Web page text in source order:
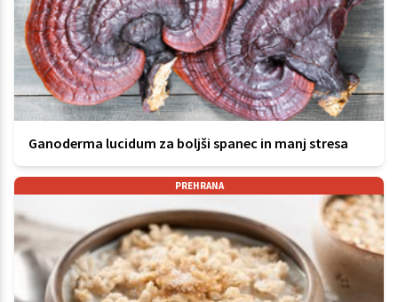
Ganoderma lucidum za boljši spanec in manj stresa
PREHRANA